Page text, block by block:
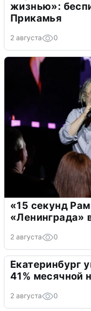
жизнью»:
Прикамья
2 августа 0
«15 секунд
«Ленинграда»
2 августа 0
Екатеринбург
41% месячной
2 августа 0